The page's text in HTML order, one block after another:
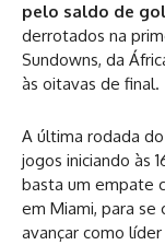
pelo saldo de
derrotados na
Sundowns, da
às oitavas de final.
A última rodada
jogos iniciando às
basta um empate
em Miami, para se
avançar como